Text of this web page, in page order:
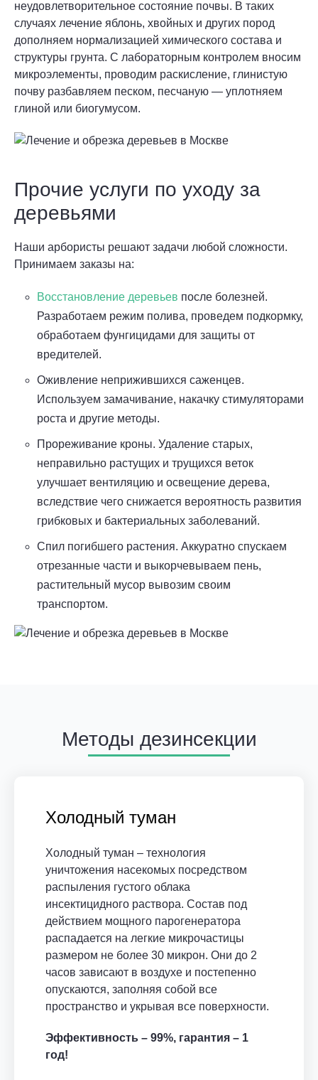
неудовлетворительное состояние почвы. В таких
случаях лечение яблонь, хвойных и других пород
дополняем нормализацией химического состава и
структуры грунта. С лабораторным контролем вносим
микроэлементы, проводим раскисление, глинистую
почву разбавляем песком, песчаную — уплотняем
глиной или биогумусом.
Прочие услуги по уходу за
деревьями
Наши арбористы решают задачи любой сложности.
Принимаем заказы на:
Восстановление деревьев после болезней.
Разработаем режим полива, проведем подкормку,
обработаем фунгицидами для защиты от
вредителей.
Оживление неприжившихся саженцев.
Используем замачивание, накачку стимуляторами
роста и другие методы.
Прореживание кроны. Удаление старых,
неправильно растущих и трущихся веток
улучшает вентиляцию и освещение дерева,
вследствие чего снижается вероятность развития
грибковых и бактериальных заболеваний.
Спил погибшего растения. Аккуратно спускаем
отрезанные части и выкорчевываем пень,
растительный мусор вывозим своим
транспортом.
Методы дезинсекции
Холодный туман
Холодный туман – технология
уничтожения насекомых посредством
распыления густого облака
инсектицидного раствора. Состав под
действием мощного парогенератора
распадается на легкие микрочастицы
размером не более 30 микрон. Они до 2
часов зависают в воздухе и постепенно
опускаются, заполняя собой все
пространство и укрывая все поверхности.
Эффективность – 99%, гарантия – 1
год!